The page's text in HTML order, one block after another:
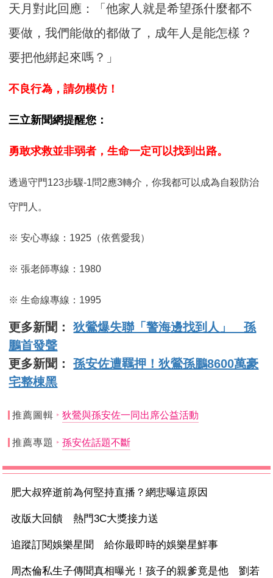
天月對此回應：「他家人就是希望孫什麼都不
要做，我們能做的都做了，成年人是能怎樣？
要把他綁起來嗎？」
不良行為，請勿模仿！
三立新聞網提醒您：
勇敢求救並非弱者，生命一定可以找到出路。
透過守門123步驟-1問2應3轉介，你我都可以成為自殺防治
守門人。
※ 安心專線：1925（依舊愛我）
※ 張老師專線：1980
※ 生命線專線：1995
更多新聞：狄鶯爆失聯「警海邊找到人」 孫
鵬首發聲
更多新聞：孫安佐遭羈押！狄鶯孫鵬8600萬豪
宅整棟黑
推薦圖輯 狄鶯與孫安佐一同出席公益活動
推薦專題 孫安佐話題不斷
肥大叔猝逝前為何堅持直播？網悲曝這原因
改版大回饋 熱門3C大獎接力送
追蹤訂閱娛樂星聞 給你最即時的娛樂星鮮事
周杰倫私生子傳聞真相曝光！孩子的親爹竟是他 劉若